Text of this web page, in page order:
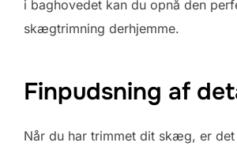
i baghovedet kan du opnå den
skægtrimning derhjemme.
Finpudsning af
Når du har trimmet dit skæg, er